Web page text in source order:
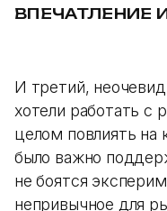
ВПЕЧАТЛЕНИЕ
И третий,
хотели работать с
целом повлиять
было важно
не боятся
непривычное для